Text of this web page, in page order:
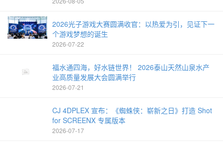
2026光子游戏大赛圆满收官：以热爱为引，见证下一
个游戏梦想的诞生
2026-07-22
福水通四海，好水链世界！ 2026泰山天然山泉水产
业高质量发展大会圆满举行
2026-07-21
CJ 4DPLEX 宣布：《蜘蛛侠：崭新之日》打造 Shot
for SCREENX 专属版本
2026-07-17